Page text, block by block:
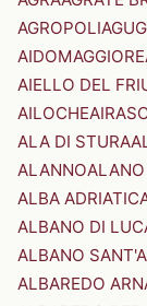
AGROPOLI
AIDOMAGGIORE
AIELLO DEL
AILOCHE
ALA DI STURA
ALANNOALANO
ALBA
ALBANO DI
ALBANO
ALBAREDO